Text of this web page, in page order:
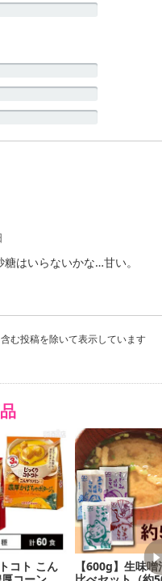
ビット
エビをミックスした自然の
お供にぜひお試しくださ
あたり エネルギー 26
炭水化物 15.1g 食塩
冷蔵庫にて保管ください。
日数などにより異なります
き、お届けする商品セット
成分など含む）等により、
ど、お届け商品と多少異な
示制度]の経過措置期間の終
原材料の表記が旧表記の場
みください。なお、本理由
換は対応いたしかねます。
。
はいらないかな…甘い。
む投稿を除いて表示しています
コト こん
【600g】生味